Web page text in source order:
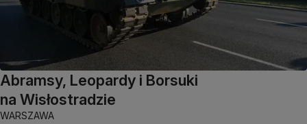
Abramsy, Leopardy i Borsuki
na Wisłostradzie
WARSZAWA